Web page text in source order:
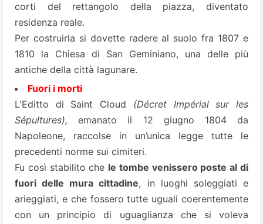
corti del rettangolo della piazza, diventato
residenza reale.
Per costruirla si dovette radere al suolo fra 1807 e
1810 la Chiesa di San Geminiano, una delle più
antiche della città lagunare.
Fuori i morti
L'Editto di Saint Cloud (Décret Impérial sur les
Sépultures), emanato il 12 giugno 1804 da
Napoleone, raccolse in un’unica legge tutte le
precedenti norme sui cimiteri.
Fu così stabilito che le tombe venissero poste al di
fuori delle mura cittadine, in luoghi soleggiati e
arieggiati, e che fossero tutte uguali coerentemente
con un principio di uguaglianza che si voleva